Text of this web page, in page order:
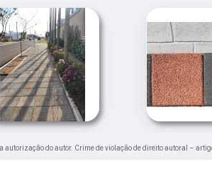
do autor. Crime de violação de direito autoral –